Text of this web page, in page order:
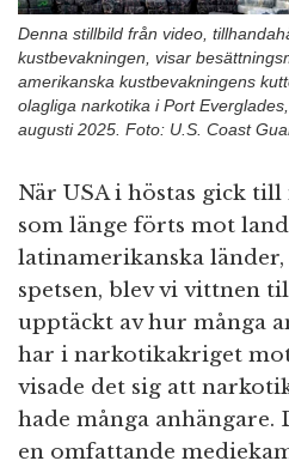
Denna stillbild från video,
kustbevakningen, visar
amerikanska kustbevakningens
olagliga narkotika i Port
augusti 2025. Foto: U.S. Coast
När USA i höstas gick
som länge förts mot
latinamerikanska länder,
spetsen, blev vi vittnen
upptäckt av hur många
har i narkotikakriget mot
visade det sig att
hade många anhängare.
en omfattande